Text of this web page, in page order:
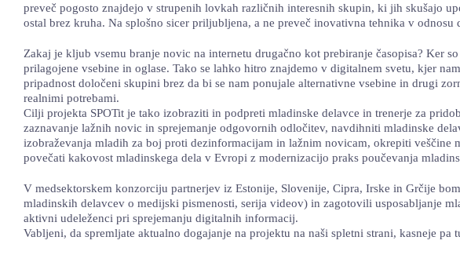
preveč pogosto znajdejo v strupenih lovkah različnih interesnih skupin, ki jih skušajo
ostal brez kruha. Na splošno sicer priljubljena, a ne preveč inovativna tehnika v odnosu
Zakaj je kljub vsemu branje novic na internetu drugačno kot prebiranje časopisa? Ker
prilagojene vsebine in oglase. Tako se lahko hitro znajdemo v digitalnem svetu, kjer
pripadnost določeni skupini brez da bi se nam ponujale alternativne vsebine in drugi
realnimi potrebami.
Cilji projekta SPOTit je tako izobraziti in podpreti mladinske delavce in trenerje za
zaznavanje lažnih novic in sprejemanje odgovornih odločitev, navdihniti mladinske
izobraževanja mladih za boj proti dezinformacijam in lažnim novicam, okrepiti
povečati kakovost mladinskega dela v Evropi z modernizacijo praks poučevanja
V medsektorskem konzorciju partnerjev iz Estonije, Slovenije, Cipra, Irske in Grčije
mladinskih delavcev o medijski pismenosti, serija videov) in zagotovili usposabljanje
aktivni udeleženci pri sprejemanju digitalnih informacij.
Vabljeni, da spremljate aktualno dogajanje na projektu na naši spletni strani, kasneje pa